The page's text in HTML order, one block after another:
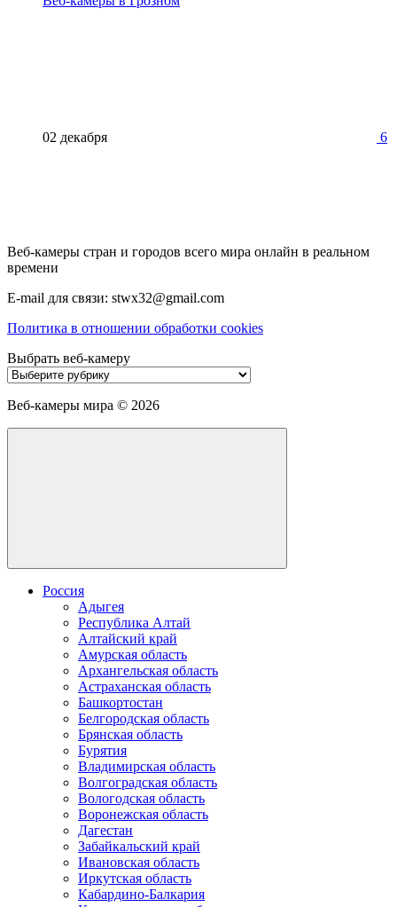
02 декабря 6
Веб-камеры стран и городов всего мира онлайн в реальном
времени
E-mail для связи: stwx32@gmail.com
Политика в отношении обработки cookies
Выбрать веб-камеру
Выбрать
камеру
Веб-камеры мира © 2026
Россия
Адыгея
Республика Алтай
Алтайский край
Амурская область
Архангельская область
Астраханская область
Башкортостан
Белгородская область
Брянская область
Бурятия
Владимирская область
Волгоградская область
Вологодская область
Воронежская область
Дагестан
Забайкальский край
Ивановская область
Иркутская область
Кабардино-Балкария